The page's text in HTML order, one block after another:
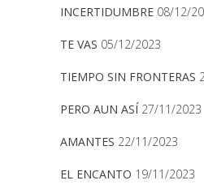
INCERTIDUMBRE 08/12/
TE VAS 05/12/2023
TIEMPO SIN FRONTERAS
PERO AUN ASÍ 27/11/2023
AMANTES 22/11/2023
EL ENCANTO 19/11/2023